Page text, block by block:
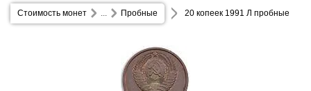
Стоимость монет Пробные
... 20 копеек 1991 Л пробные